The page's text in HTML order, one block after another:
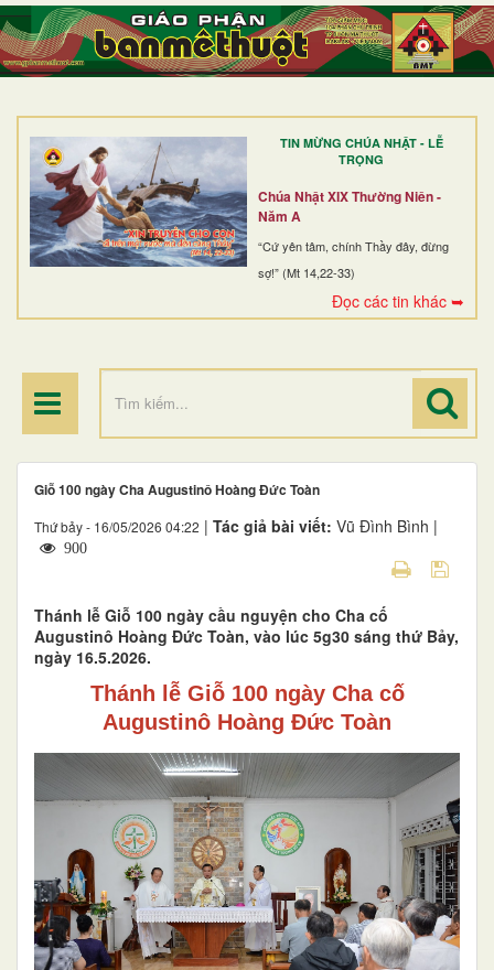
TIN MỪNG CHÚA NHẬT - LỄ
TRỌNG
Chúa Nhật XIX Thường Niên -
Năm A
“Cứ yên tâm, chính Thầy đây, đừng
sợ!” (Mt 14,22-33)
Đọc các tin khác ➥
TRANG NHẤT
GIỚI THIỆU
DÒNG TU
BAN MỤC VỤ
ĐOÀN THỂ CG
ĐIỂM HÀNH HƯƠNG
Giỗ 100 ngày Cha Augustinô Hoàng Đức Toàn
Thứ bảy - 16/05/2026 04:22 | Tác giả bài viết: Vũ Đình Bình |
900
Thánh lễ Giỗ 100 ngày cầu nguyện cho Cha cố
Augustinô Hoàng Đức Toàn, vào lúc 5g30 sáng thứ Bảy,
ngày 16.5.2026.
Thánh lễ Giỗ 100 ngày Cha cố
Augustinô Hoàng Đức Toàn